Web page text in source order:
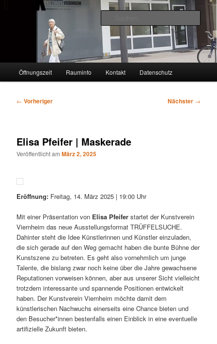
KUNSTHAUS
VIERNHEIM
HauptmenüÖffnungszeit Rauminfo Kontakt Datenschutz
Beitragsnavigation
← Vorheriger Nächster →
Elisa Pfeifer | Maskerade
Veröffentlicht amMärz 2, 2025
Eröffnung: Freitag, 14. März 2025 | 19:00 Uhr
Mit einer Präsentation von Elisa Pfeifer startet der Kunstverein
Viernheim das neue Ausstellungsformat TRÜFFELSUCHE.
Dahinter steht die Idee Künstlerinnen und Künstler einzuladen,
die sich gerade auf den Weg gemacht haben die bunte Bühne der
Kunstszene zu betreten. Es geht also vornehmlich um junge
Talente, die bislang zwar noch keine über die Jahre gewachsene
Reputationen vorweisen können, aber aus unserer Sicht vielleicht
trotzdem interessante und spannende Positionen entwickelt
haben. Der Kunstverein Viernheim möchte damit dem
künstlerischen Nachwuchs einerseits eine Chance bieten und
den Besucher*innen bestenfalls einen Einblick in eine eventuelle
artifizielle Zukunft bieten.